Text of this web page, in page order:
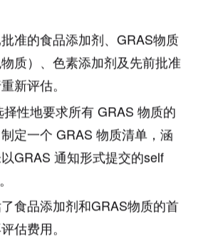
准的食品添加剂、GRAS物质
物质）、色素添加剂及先前批准
新评估。
择性地要求所有 GRAS 物质的
制定一个 GRAS 物质清单，涵
GRAS 通知形式提交的self
食品添加剂和GRAS物质的首
估费用。